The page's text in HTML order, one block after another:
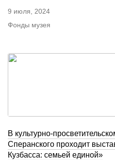
9 июля, 2024
Фонды музея
В культурно-
Сперанского проходит
Кузбасса: семьей единой»